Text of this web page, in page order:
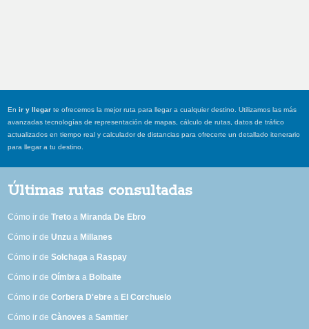
Enir y llegar te ofrecemos la mejor ruta para llegar a cualquier destino. Utilizamos las más
avanzadas tecnologías de representación de mapas, cálculo de rutas, datos de tráfico
actualizados en tiempo real y calculador de distancias para ofrecerte un detallado itenerario
para llegar a tu destino.
Últimas rutas consultadas
Cómo ir deTreto a Miranda De Ebro
Cómo ir deUnzu a Millanes
Cómo ir deSolchaga a Raspay
Cómo ir deOímbra a Bolbaite
Cómo ir deCorbera D'ebre a El Corchuelo
Cómo ir deCànoves aSamitier